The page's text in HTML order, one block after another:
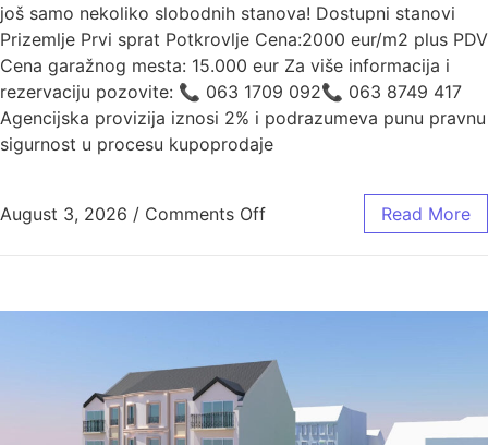
još samo nekoliko slobodnih stanova! Dostupni stanovi
Prizemlje Prvi sprat Potkrovlje Cena:2000 eur/m2 plus PDV
Cena garažnog mesta: 15.000 eur Za više informacija i
rezervaciju pozovite: 📞 063 1709 092📞 063 8749 417
Agencijska provizija iznosi 2% i podrazumeva punu pravnu
sigurnost u procesu kupoprodaje
August 3, 2026 / Comments Off Read More